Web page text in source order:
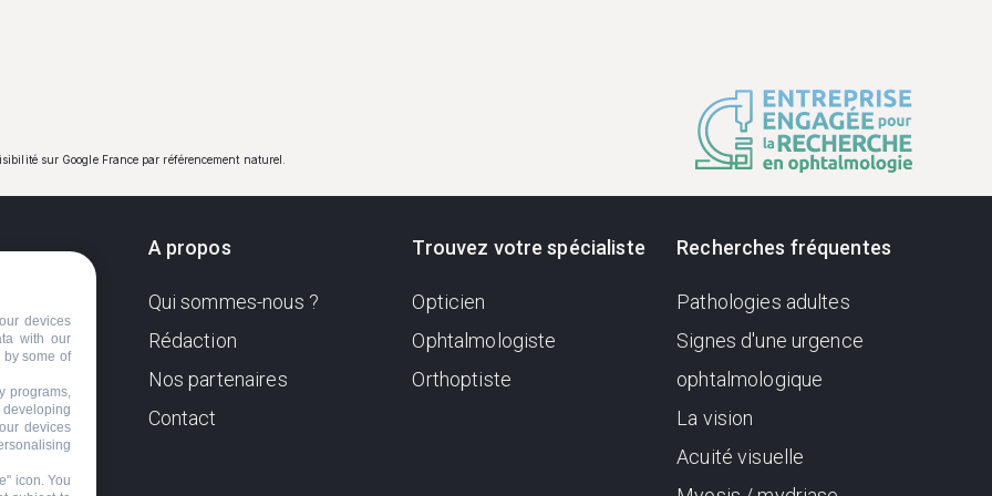
sur Google France par référencement naturel.
Sa
A propos
Qui sommes-nous ?
Rédaction
Nos partenaires
Contact
Trouvez votre spécialiste
Opticien
Ophtalmologiste
Orthoptiste
Recherches fréquentes
Pathologies adultes
Signes d'une urgence
ophtalmologique
La vision
Acuité visuelle
devices
with our
some of
programs,
developing
devices
icon. You